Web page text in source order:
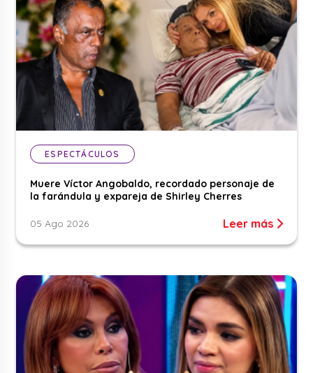
ESPECTÁCULOS
Muere Víctor Angobaldo, recordado personaje de
la farándula y expareja de Shirley Cherres
05 Ago 2026 Leer más